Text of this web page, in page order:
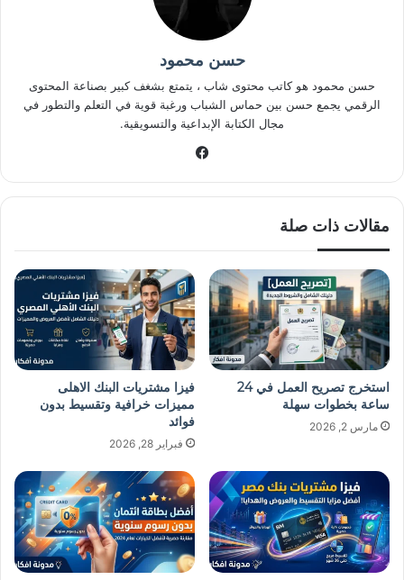
حسن محمود
حسن محمود هو كاتب محتوى شاب ، يتمتع بشغف كبير بصناعة المحتوى
الرقمي يجمع حسن بين حماس الشباب ورغبة قوية في التعلم والتطور في
مجال الكتابة الإبداعية والتسويقية.
مقالات ذات صلة
استخرج تصريح العمل في 24
ساعة بخطوات سهلة
مارس 2, 2026
فيزا مشتريات البنك الاهلى
مميزات خرافية وتقسيط بدون
فوائد
فبراير 28, 2026